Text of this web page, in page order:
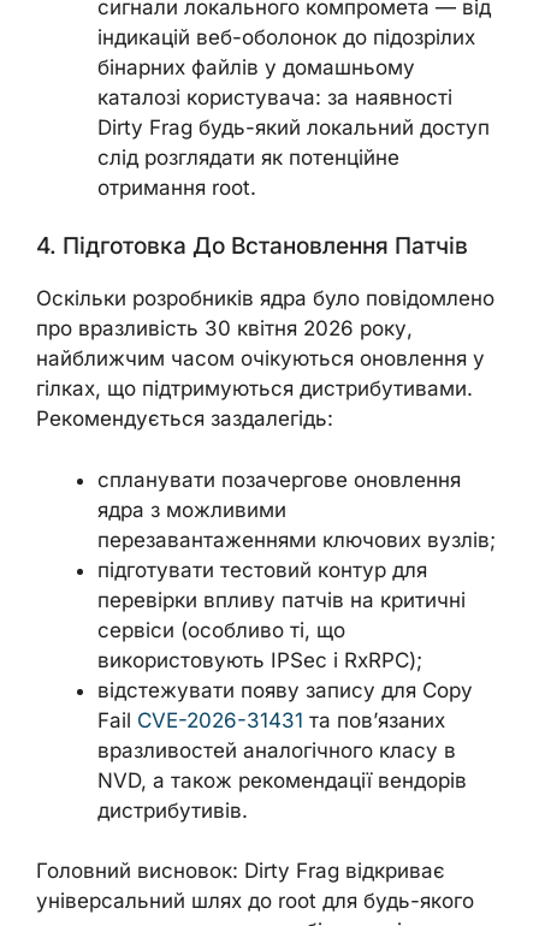
сигнали локального компромета — від
індикацій веб-оболонок до підозрілих
бінарних файлів у домашньому
каталозі користувача: за наявності
Dirty Frag будь-який локальний доступ
слід розглядати як потенційне
отримання root.
4. Підготовка До Встановлення Патчів
Оскільки розробників ядра було повідомлено
про вразливість 30 квітня 2026 року,
найближчим часом очікуються оновлення у
гілках, що підтримуються дистрибутивами.
Рекомендується заздалегідь:
спланувати позачергове оновлення
ядра з можливими
перезавантаженнями ключових вузлів;
підготувати тестовий контур для
перевірки впливу патчів на критичні
сервіси (особливо ті, що
використовують IPSec і RxRPC);
відстежувати появу запису для Copy
Fail CVE-2026-31431 та пов’язаних
вразливостей аналогічного класу в
NVD, а також рекомендації вендорів
дистрибутивів.
Головний висновок: Dirty Frag відкриває
універсальний шлях до root для будь-якого